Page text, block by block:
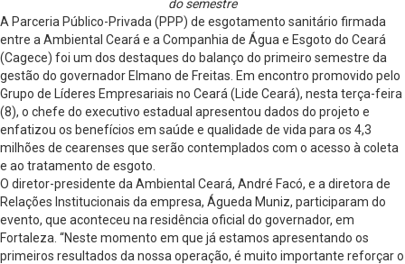
do semestre
A Parceria Público-Privada (PPP) de esgotamento sanitário firmada
entre a Ambiental Ceará e a Companhia de Água e Esgoto do Ceará
(Cagece) foi um dos destaques do balanço do primeiro semestre da
gestão do governador Elmano de Freitas. Em encontro promovido pelo
Grupo de Líderes Empresariais no Ceará (Lide Ceará), nesta terça-feira
(8), o chefe do executivo estadual apresentou dados do projeto e
enfatizou os benefícios em saúde e qualidade de vida para os 4,3
milhões de cearenses que serão contemplados com o acesso à coleta
e ao tratamento de esgoto.
O diretor-presidente da Ambiental Ceará, André Facó, e a diretora de
Relações Institucionais da empresa, Águeda Muniz, participaram do
evento, que aconteceu na residência oficial do governador, em
Fortaleza. “Neste momento em que já estamos apresentando os
primeiros resultados da nossa operação, é muito importante reforçar o